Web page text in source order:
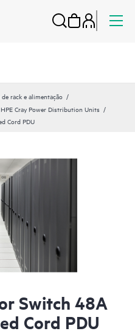
rack e alimentação
HPE Cray Power Distribution Units
Cord PDU
Switch 48A
Cord PDU